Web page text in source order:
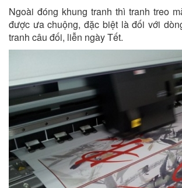
Ngoài đóng khung tranh thì tranh treo
được ưa chuộng, đặc biệt là đối với
tranh câu đối, liễn ngày Tết.